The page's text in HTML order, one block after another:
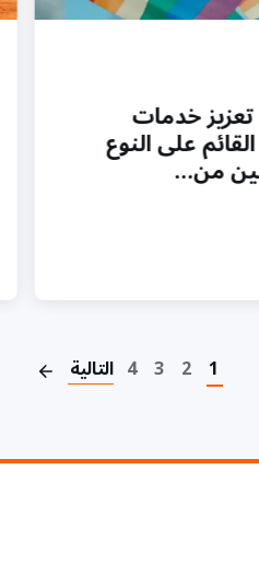
خدمات
على النوع
من…
1
2
3
4 التالية